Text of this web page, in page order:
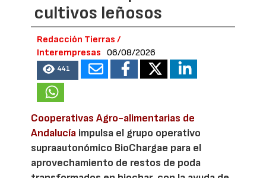
cultivos leñosos
Redacción Tierras /
Interempresas
06/08/2026
441
Cooperativas Agro-alimentarias de
Andalucía impulsa el grupo operativo
supraautonómico BioChargae para el
aprovechamiento de restos de poda